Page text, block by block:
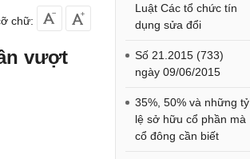
chữ:
vượt
Luật Các tổ chức tín
dụng sửa đổi
Số 21.2015 (733)
ngày 09/06/2015
35%, 50% và những tỷ
lệ sở hữu cổ phần mà
cổ đông cần biết